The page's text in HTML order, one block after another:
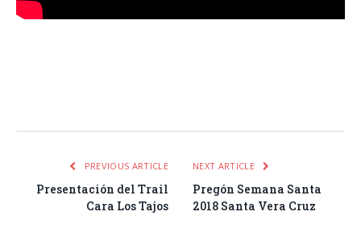
PREVIOUS ARTICLE
Presentación del Trail
Cara Los Tajos
NEXT ARTICLE
Pregón Semana Santa
2018 Santa Vera Cruz